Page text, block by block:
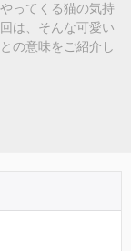
ってくる猫の気持
は、そんな可愛い
の意味をご紹介し